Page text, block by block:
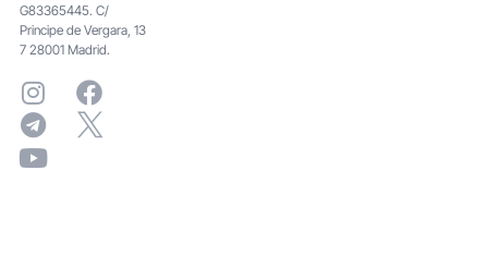
G83365445. C/
Principe de Vergara, 13
7 28001 Madrid.